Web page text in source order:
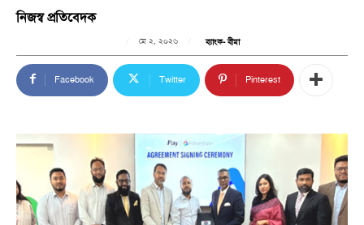
নিজস্ব প্রতিবেদক
মে ২, ২০২৬ ব্যাংক- বীমা
Facebook Twitter Pinterest